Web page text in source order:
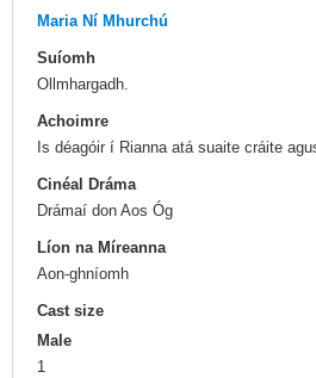
Maria Ní Mhurchú
Suíomh
Ollmhargadh.
Achoimre
Is déagóir í Rianna atá suaite cráite
Cinéal Dráma
Drámaí don Aos Óg
Líon na Míreanna
Aon-ghníomh
Cast size
Male
1